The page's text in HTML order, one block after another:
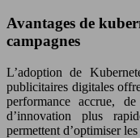
Avantages de
campagnes
L’adoption de
publicitaires digitales
performance accrue,
d’innovation plus
permettent d’optimiser